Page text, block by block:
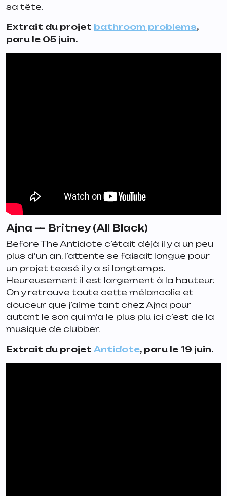
sa tête.
Extrait du projet bathroom problems,
paru le 05 juin.
Ajna — Britney (All Black)
Before The Antidote c’était déjà il y a un peu
plus d’un an, l’attente se faisait longue pour
un projet teasé il y a si longtemps.
Heureusement il est largement à la hauteur.
On y retrouve toute cette mélancolie et
douceur que j’aime tant chez Ajna pour
autant le son qui m’a le plus plu ici c’est de la
musique de clubber.
Extrait du projet Antidote, paru le 19 juin.